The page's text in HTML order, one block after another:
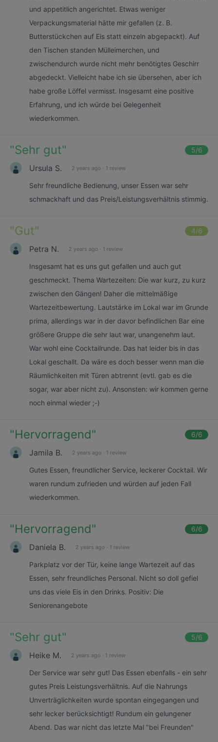
und appetitlich angerichtet. Etwas weniger
Verpackungsmaterial hätte mir gefallen (z. B.
Butterstückchen auf Eis statt einzeln abgepackt). Auf
den Tischen standen Mülleimerchen, und
zwischendurch wurde nicht mehr benötigtes Geschirr
abgedeckt. Vielleicht habe ich sie übersehen, aber ich
habe große Löffel vermisst. Insgesamt eine positive
Erfahrung, und ich würde bei Gelegenheit
wiederkommen.
"Sehr gut" 5/6
Ursula S. 2 years ago · 1 review
Sehr freundliche Bedienung, unser Essen war sehr
schmackhaft und das Preis/Leistungsverhältnis stimmig.
"Gut" 4/6
Petra N. 2 years ago · 1 review
Insgesamt hat es uns gut gefallen und auch gut
geschmeckt. Thema Wartezeiten: Die war kurz, zu kurz
zwischen den Gängen! Daher die mittelmäßige
Wartezeitbewertung. Lautstärke im Lokal war im Grunde
prima, allerdings war in der davor befindlichen Bar eine
größere Gruppe die sehr laut war, unangenehm laut.
War wohl eine Cocktailrunde. Das hat leider bis in das
Lokal geschallt. Da wäre es doch besser wenn man die
Räumlichkeiten mit Türen abtrennt (evtl. gab es die
sogar, war aber nicht zu). Ansonsten: wir kommen gerne
noch einmal wieder ;-)
"Hervorragend" 6/6
Jamila B. 2 years ago · 1 review
Gutes Essen, freundlicher Service, leckerer Cocktail. Wir
waren rundum zufrieden und würden auf jeden Fall
wiederkommen.
"Hervorragend" 6/6
Daniela B. 2 years ago · 1 review
Parkplatz vor der Tür, keine lange Wartezeit auf das
Essen, sehr freundliches Personal. Nicht so doll gefiel
uns das viele Eis in den Drinks. Positiv: Die
Seniorenangebote
"Sehr gut" 5/6
Heike M. 2 years ago · 1 review
Der Service war sehr gut! Das Essen ebenfalls - ein sehr
gutes Preis Leistungsverhältnis. Auf die Nahrungs
Unverträglichkeiten wurde spontan eingegangen und
sehr lecker berücksichtigt! Rundum ein gelungener
Abend. Das war nicht das letzte Mal "bei Freunden"